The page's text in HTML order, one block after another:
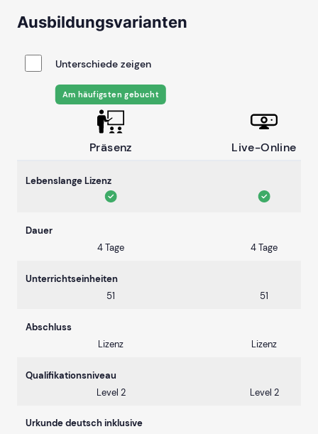
Ausbildungsvarianten
Unterschiede zeigen
Präsenz
Am häufigsten gebucht
Live-Online
Lebenslange Lizenz
Dauer
4 Tage
4 Tage
Unterrichtseinheiten
51
51
Abschluss
Lizenz
Lizenz
Qualifikationsniveau
Level 2
Level 2
Urkunde deutsch inklusive